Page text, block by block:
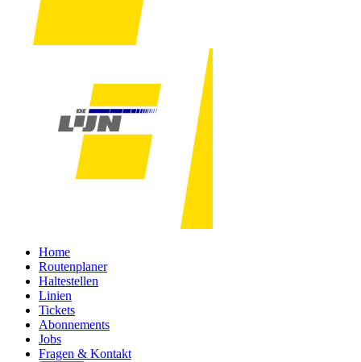
Home
Routenplaner
Haltestellen
Linien
Tickets
Abonnements
Jobs
Fragen & Kontakt